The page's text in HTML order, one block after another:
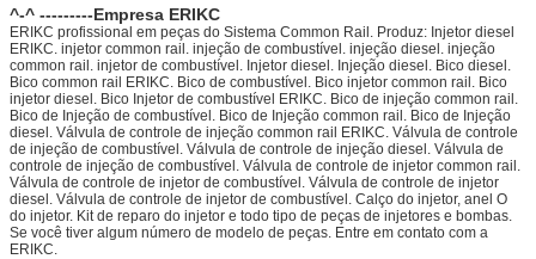
^-^ ---------Empresa ERIKC
ERIKC profissional em peças do Sistema Common Rail. Produz: Injetor diesel
ERIKC. injetor common rail. injeção de combustível. injeção diesel. injeção
common rail. injetor de combustível. Injetor diesel. Injeção diesel. Bico diesel.
Bico common rail ERIKC. Bico de combustível. Bico injetor common rail. Bico
injetor diesel. Bico Injetor de combustível ERIKC. Bico de injeção common rail.
Bico de Injeção de combustível. Bico de Injeção common rail. Bico de Injeção
diesel. Válvula de controle de injeção common rail ERIKC. Válvula de controle
de injeção de combustível. Válvula de controle de injeção diesel. Válvula de
controle de injeção de combustível. Válvula de controle de injetor common rail.
Válvula de controle de injetor de combustível. Válvula de controle de injetor
diesel. Válvula de controle de injetor de combustível. Calço do injetor, anel O
do injetor. Kit de reparo do injetor e todo tipo de peças de injetores e bombas.
Se você tiver algum número de modelo de peças. Entre em contato com a
ERIKC.